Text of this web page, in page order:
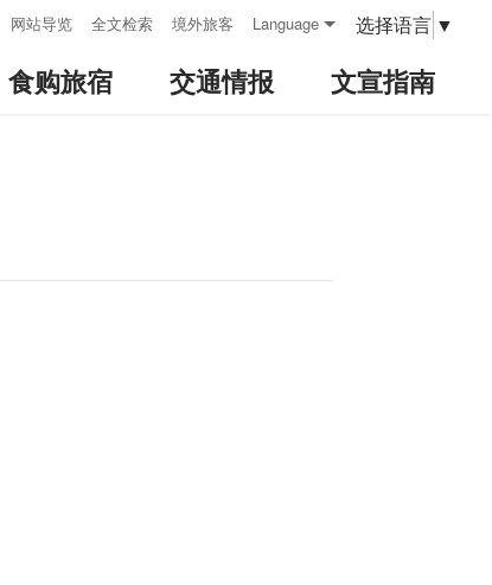
网站导览 全文检索 境外旅客 Language 选择语言 ▼
食购旅宿 交通情报 文宣指南